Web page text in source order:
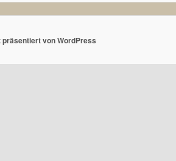
präsentiert von WordPress